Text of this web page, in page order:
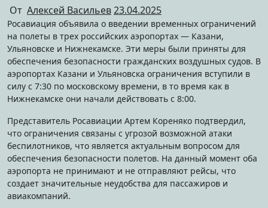
От Алексей Васильев23.04.2025
Росавиация объявила о введении временных ограничений
на полеты в трех российских аэропортах — Казани,
Ульяновске и Нижнекамске. Эти меры были приняты для
обеспечения безопасности гражданских воздушных судов. В
аэропортах Казани и Ульяновска ограничения вступили в
силу с 7:30 по московскому времени, в то время как в
Нижнекамске они начали действовать с 8:00.
Представитель Росавиации Артем Кореняко подтвердил,
что ограничения связаны с угрозой возможной атаки
беспилотников, что является актуальным вопросом для
обеспечения безопасности полетов. На данный момент оба
аэропорта не принимают и не отправляют рейсы, что
создает значительные неудобства для пассажиров и
авиакомпаний.